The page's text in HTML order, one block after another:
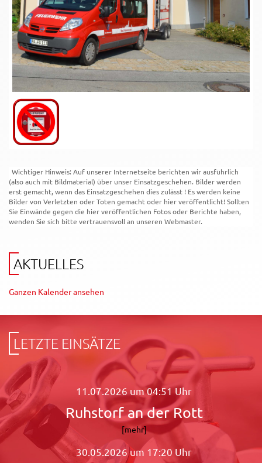
Wichtiger Hinweis: Auf unserer Internetseite berichten wir ausführlich
(also auch mit Bildmaterial) über unser Einsatzgeschehen. Bilder werden
erst gemacht, wenn das Einsatzgeschehen dies zulässt ! Es werden keine
Bilder von Verletzten oder Toten gemacht oder hier veröffentlicht! Sollten
Sie Einwände gegen die hier veröffentlichen Fotos oder Berichte haben,
wenden Sie sich bitte vertrauensvoll an unseren Webmaster.
AKTUELLES
Ganzen Kalender ansehen
LETZTE EINSÄTZE
11.07.2026 um 04:51 Uhr
Ruhstorf an der Rott
[mehr]
30.05.2026 um 17:20 Uhr